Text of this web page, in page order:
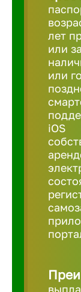
лет
или
или
iOS